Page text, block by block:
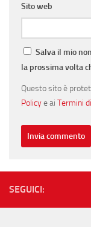
Sito web
Salva il mio
la prossima volta
Questo sito è
Policye ai Termini
SEGUICI: